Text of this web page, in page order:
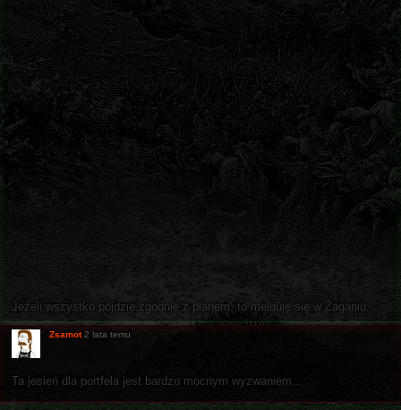
Jeżeli wszystko pójdzie zgodnie z planem, to melduję się w Żaganiu.
Zsamot 2 lata temu
Ta jesień dla portfela jest bardzo mocnym wyzwaniem...